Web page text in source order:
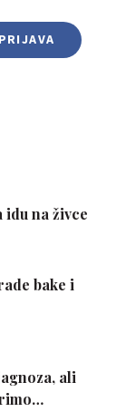
PRIJAVA
idu na živce
bake i
ali